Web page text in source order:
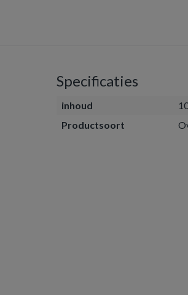
Specificaties
inhoud
Productsoort